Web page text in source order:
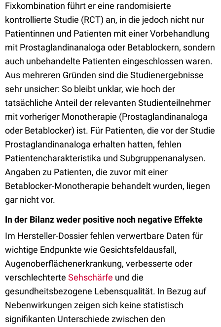
Fixkombination führt er eine randomisierte
kontrollierte Studie (RCT) an, in die jedoch nicht nur
Patientinnen und Patienten mit einer Vorbehandlung
mit Prostaglandinanaloga oder Betablockern, sondern
auch unbehandelte Patienten eingeschlossen waren.
Aus mehreren Gründen sind die Studienergebnisse
sehr unsicher: So bleibt unklar, wie hoch der
tatsächliche Anteil der relevanten Studienteilnehmer
mit vorheriger Monotherapie (Prostaglandinanaloga
oder Betablocker) ist. Für Patienten, die vor der Studie
Prostaglandinanaloga erhalten hatten, fehlen
Patientencharakteristika und Subgruppenanalysen.
Angaben zu Patienten, die zuvor mit einer
Betablocker-Monotherapie behandelt wurden, liegen
gar nicht vor.
In der Bilanz weder positive noch negative Effekte
Im Hersteller-Dossier fehlen verwertbare Daten für
wichtige Endpunkte wie Gesichtsfeldausfall,
Augenoberflächenerkrankung, verbesserte oder
verschlechterte Sehschärfe und die
gesundheitsbezogene Lebensqualität. In Bezug auf
Nebenwirkungen zeigen sich keine statistisch
signifikanten Unterschiede zwischen den